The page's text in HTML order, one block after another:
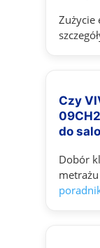
Zużycie
Czy
do
Dobór